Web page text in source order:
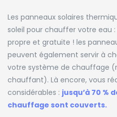
Les panneaux solaires
soleil pour chauffer votre eau
propre et gratuite ! les
peuvent également servir à
votre système de chauffage
chauffant). Là encore, vous
considérables : jusqu’à 70 %
chauffage sont couverts.